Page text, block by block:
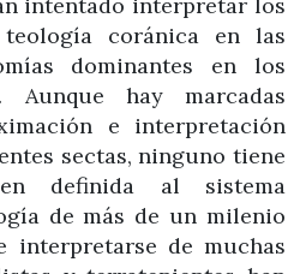
coránica en las
dominantes en los
Aunque hay marcadas
e interpretación
sectas, ninguno tiene
definida al sistema
de más de un milenio
interpretarse de muchas